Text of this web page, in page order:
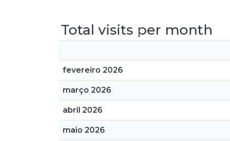
Total visits per month
fevereiro 2026
março 2026
abril 2026
maio 2026